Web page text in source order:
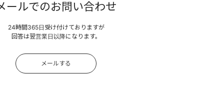
ールでのお問い合わせ
24時間365日受け付けておりますが
回答は翌営業日以降になります。
メールする